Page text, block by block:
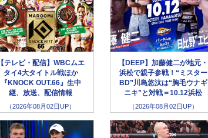
【テレビ・配信】WBCムエ
タイ4大タイトル戦ほか
『KNOCK OUT.66』生中
継、放送、配信情報
（2026年08月02日UP）
【DEEP】加藤健二が地元・
浜松で親子参戦！“ミスター
BD”川島悠汰は“胸毛ウナギ
ニキ”と対戦＝10.12浜松
（2026年08月02日UP）